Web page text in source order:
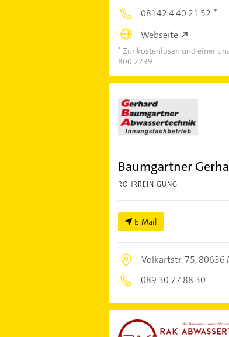
08142 4 40 21 52
Webseite
Zur kostenlosen und einer
800 2299
Baumgartner
ROHRREINIGUNG
E-Mail
Volkartstr. 75,80636
089 30 77 88 30